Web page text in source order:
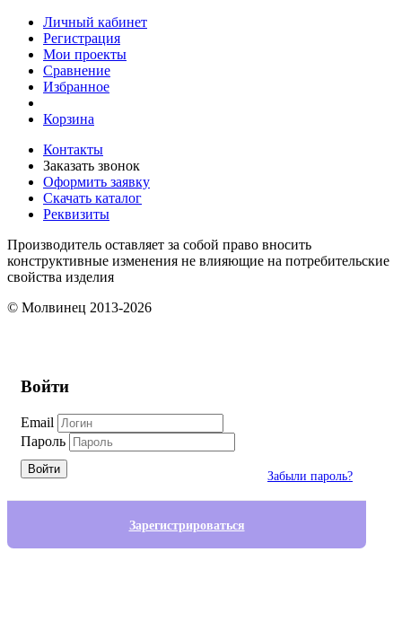
Личный кабинет
Регистрация
Мои проекты
Сравнение
Избранное
Корзина
Контакты
Заказать звонок
Оформить заявку
Скачать каталог
Реквизиты
Производитель оставляет за собой право вносить
конструктивные изменения не влияющие на потребительские
свойства изделия
© Молвинец 2013-2026
Войти
Email
Пароль
Войти
Забыли пароль?
Зарегистрироваться